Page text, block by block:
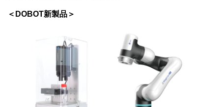
＜DOBOT新製品＞